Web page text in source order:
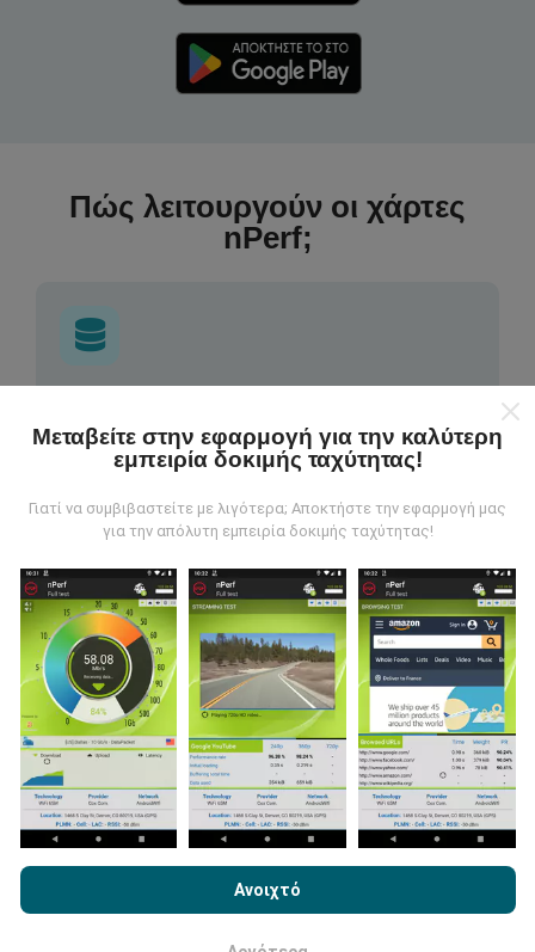
Πώς λειτουργούν οι χάρτες
nPerf;
Τα δεδομένα συλλέγονται από δοκιμές που
nPerf. Αυτές είναι οι δοκιμές που διεξάγονται σε
πραγματικές συνθήκες, απευθείας στο πεδίο. Αν
να κάνετε είναι να κατεβάσετε την εφαρμογή nPerf
στο smartphone σας.Όσο περισσότερα δεδομένα
υπάρχουν, τόσο πιο ολοκληρωμένοι θα είναι οι
χάρτες!
Πώς γίνονται οι ενημερώσεις;
Οι χάρτες κάλυψης δικτύου ενημερώνονται
Μεταβείτε στην εφαρμογή για την καλύτερη
εμπειρία δοκιμής ταχύτητας!
Γιατί να συμβιβαστείτε με λιγότερα; Αποκτήστε την εφαρμογή μας
για την απόλυτη εμπειρία δοκιμής ταχύτητας!
Ανοιχτό
Χρήσης απορρήτου και Cookiesκαθώς και τη δοκιμή nPerf
Άδεια χρήσης τελικού χρήστη.